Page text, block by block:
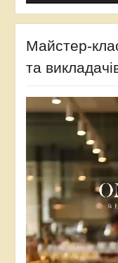
Майстер-
та
Відеопрогравач